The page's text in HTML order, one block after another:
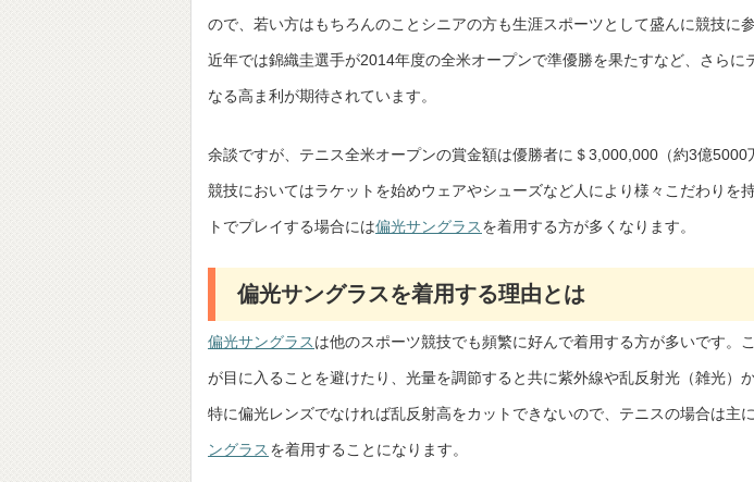
ので、若い方はもちろんのことシニアの方も生涯スポーツとして盛んに競技に
近年では錦織圭選手が2014年度の全米オープンで準優勝を果たすなど、さらに
なる高ま利が期待されています。
余談ですが、テニス全米オープンの賞金額は優勝者に＄3,000,000（約3億5000
競技においてはラケットを始めウェアやシューズなど人により様々こだわりを
トでプレイする場合には偏光サングラスを着用する方が多くなります。
偏光サングラスを着用する理由とは
偏光サングラスは他のスポーツ競技でも頻繁に好んで着用する方が多いです。
が目に入ることを避けたり、光量を調節すると共に紫外線や乱反射光（雑光）
特に偏光レンズでなければ乱反射高をカットできないので、テニスの場合は主
ングラス を着用することになります。